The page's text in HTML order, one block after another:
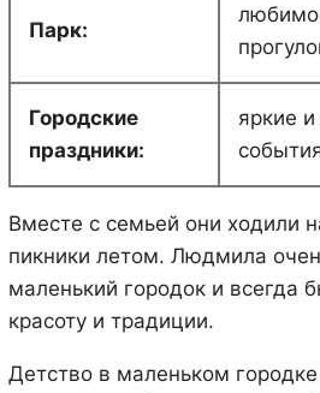
Парк:
Городские
праздники:
яркие
Вместе с семьей они ходили
пикники летом. Людмила
маленький городок и всегда
красоту и традиции.
Детство в маленьком